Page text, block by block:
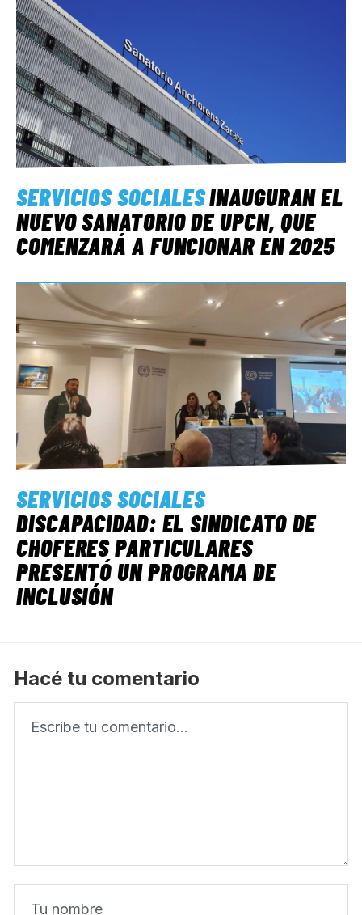
SERVICIOS SOCIALESINAUGURAN EL
NUEVO SANATORIO DE UPCN, QUE
COMENZARÁ A FUNCIONAR EN 2025
SERVICIOS SOCIALES
DISCAPACIDAD: EL SINDICATO DE
CHOFERES PARTICULARES
PRESENTÓ UN PROGRAMA DE
INCLUSIÓN
Hacé tu comentario